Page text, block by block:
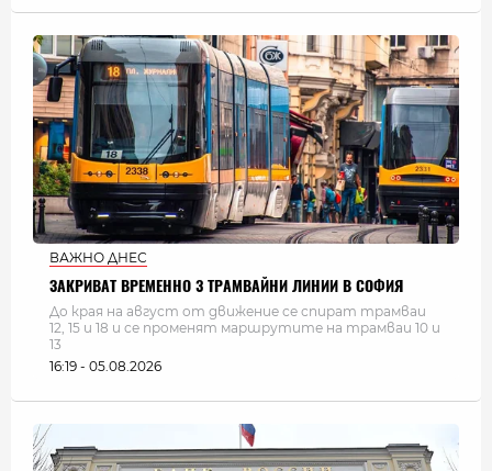
ВАЖНО ДНЕС
ЗАКРИВАТ ВРЕМЕННО 3 ТРАМВАЙНИ ЛИНИИ В СОФИЯ
До края на август от движение се спират трамваи
12, 15 и 18 и се променят маршрутите на трамваи 10 и
13
16:19 - 05.08.2026